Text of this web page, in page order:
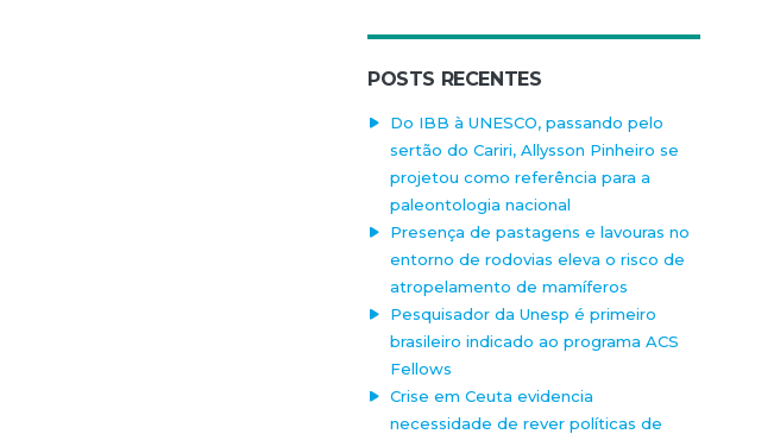
POSTS RECENTES
Do IBB à UNESCO, passando pelo
sertão do Cariri, Allysson Pinheiro se
projetou como referência para a
paleontologia nacional
Presença de pastagens e lavouras no
entorno de rodovias eleva o risco de
atropelamento de mamíferos
Pesquisador da Unesp é primeiro
brasileiro indicado ao programa ACS
Fellows
Crise em Ceuta evidencia
necessidade de rever políticas de